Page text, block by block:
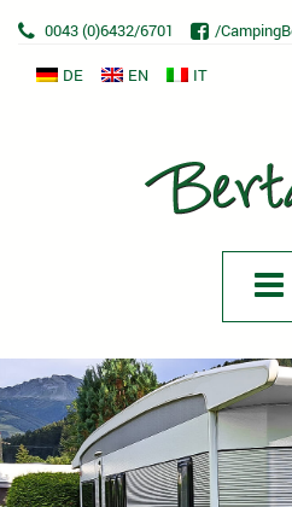
0043 (0)6432/6701 /
DE EN IT